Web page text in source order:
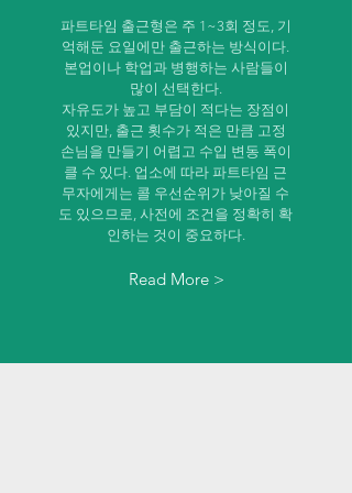
파트타임 출근형은 주 1~3회 정도, 기
억해둔 요일에만 출근하는 방식이다.
본업이나 학업과 병행하는 사람들이
많이 선택한다.
자유도가 높고 부담이 적다는 장점이
있지만, 출근 횟수가 적은 만큼 고정
손님을 만들기 어렵고 수입 변동 폭이
클 수 있다. 업소에 따라 파트타임 근
무자에게는 콜 우선순위가 낮아질 수
도 있으므로, 사전에 조건을 정확히 확
인하는 것이 중요하다.
Read More >